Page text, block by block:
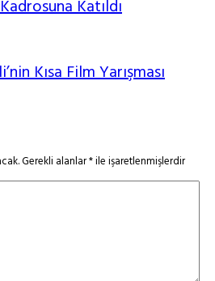
Katıldı
Kısa Film Yarışması
Gerekli alanlar*ile işaretlenmişlerdir